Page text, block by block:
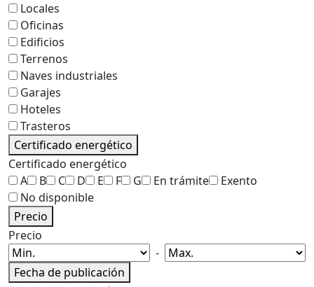
Locales
Oficinas
Edificios
Terrenos
Naves industriales
Garajes
Hoteles
Trasteros
Certificado energético
Certificado energético
A
B C D E F G En trámite
Exento
No disponible
Precio
Precio
-
Fecha de publicación